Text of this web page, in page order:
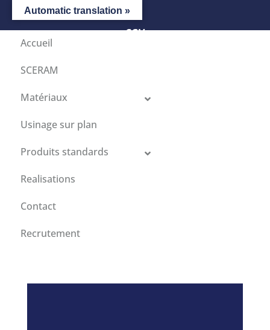
CGV
Accueil
SCERAM
Matériaux
Usinage sur plan
Produits standards
Realisations
Contact
Recrutement
Automatic translation »